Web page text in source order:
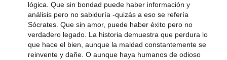
lógica. Que sin bondad puede haber información y
análisis pero no sabiduría -quizás a eso se refería
Sócrates. Que sin amor, puede haber éxito pero no
verdadero legado. La historia demuestra que perdura lo
que hace el bien, aunque la maldad constantemente se
reinvente y dañe. O aunque haya humanos de odioso